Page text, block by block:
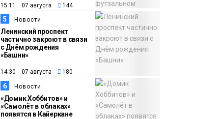
15:11 07 августа 144
5 Новости
Ленинский проспект
частично закроют в связи
с Днём рождения
«Башни»
14:30 07 августа 180
6 Новости
«Домик Хоббитов» и
«Самолёт в облаках»
появятся в Кайеркане